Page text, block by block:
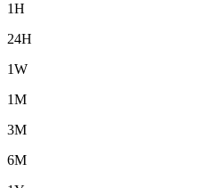
1H
24H
1W
1M
3M
6M